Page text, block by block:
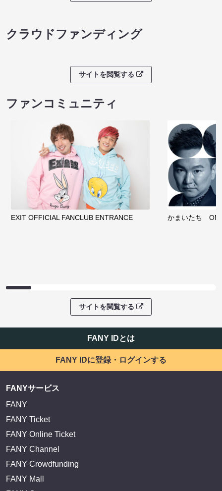
クラウドファンディング
サイトを閲覧する
ファンコミュニティ
EXIT OFFICIAL FANCLUB ENTRANCE かまいたち
サイトを閲覧する
FANY IDとは
FANY IDに登録・ログインする
FANYサービス
FANY
FANY Ticket
FANY Online Ticket
FANY Channel
FANY Crowdfunding
FANY Mall